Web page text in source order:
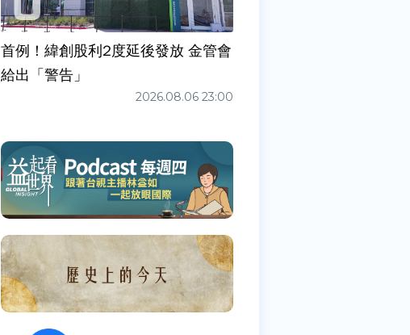
首例！緯創股利2度延後發放 金管會
給出「警告」
2026.08.06 23:00